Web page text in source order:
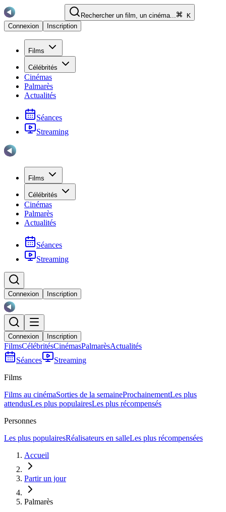
Rechercher un film, un cinéma...
K
Connexion
Inscription
Films
Célébrités
Cinémas
Palmarès
Actualités
Séances
Streaming
Films
Célébrités
Cinémas
Palmarès
Actualités
Séances
Streaming
Connexion Inscription
Connexion Inscription
FilmsCélébritésCinémasPalmarèsActualités
Séances
Streaming
Films
Films au cinémaSorties de la semaineProchainementLes plus
attendusLes plus populairesLes plus récompensés
Personnes
Les plus populairesRéalisateurs en salleLes plus récompensées
Accueil
Partir un jour
Palmarès